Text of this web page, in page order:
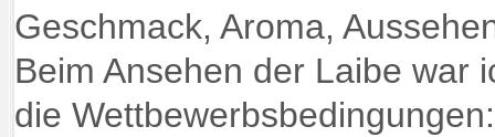
Geschmack, Aroma,
Beim Ansehen der Laibe war
die